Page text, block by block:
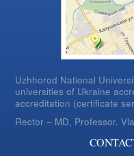
Uzhhorod National
universities of Ukraine
accreditation (certificate
Rector – MD, Professor.